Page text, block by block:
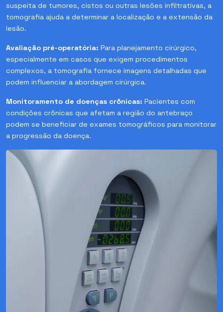
suspeita de tumores, cistos ou outras lesões infiltrativas, a
tomografia ajuda a determinar a localização e a extensão da
lesão.
Avaliação pré-operatória: Para planejamento cirúrgico,
especialmente em casos que exigem procedimentos
complexos, a tomografia fornece imagens detalhadas que
podem influenciar a abordagem cirúrgica.
Monitoramento de doenças crônicas: Pacientes com
condições crônicas que afetam a região do antebraço
podem se beneficiar de exames tomográficos para monitorar
a progressão da doença.